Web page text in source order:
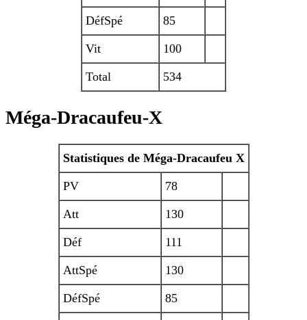
DéfSpé 85
Vit 100
Total 534
Méga-Dracaufeu-X
Statistiques de Méga-Dracaufeu X
PV 78
Att 130
Déf 111
AttSpé 130
DéfSpé 85